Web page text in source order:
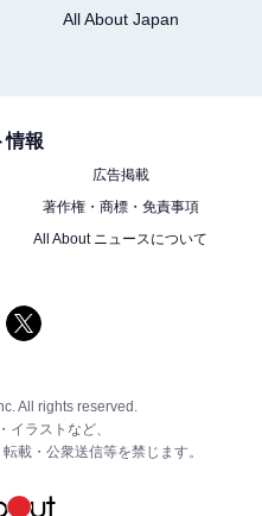
All About Japan
情報
広告掲載
著作権・商標・免責事項
All About ニュースについて
All rights reserved.
イラストなど、
載・公衆送信等を禁じます。